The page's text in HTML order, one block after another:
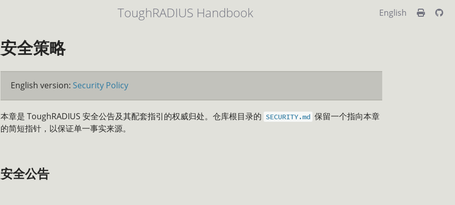
ToughRADIUS Handbook English
安全策略
English version: Security Policy
本章是 ToughRADIUS 安全公告及其配套指引的权威归处。仓库根目录的 SECURITY.md 保留一个指向本章
的简短指针，以保证单一事实来源。
安全公告